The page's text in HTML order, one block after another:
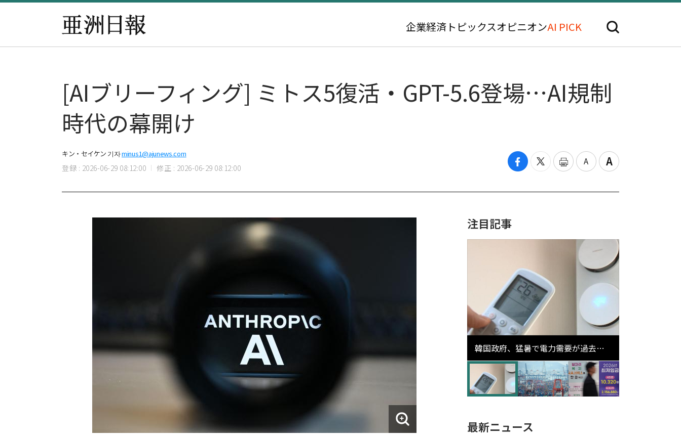
企業経済 トピックスオピニオンAI PICK
[AIブリーフィング] ミトス5復活・GPT-5.6登場…AI規制
時代の幕開け
キン・セイケン 기자minus1@ajunews.com
登録 : 2026-06-29 08:12:00 修正 : 2026-06-29 08:12:00
注目記事
韓国政府、猛暑で電力需要が過去最
高更新の可能性に需給対応体制を点
検
最新ニュース